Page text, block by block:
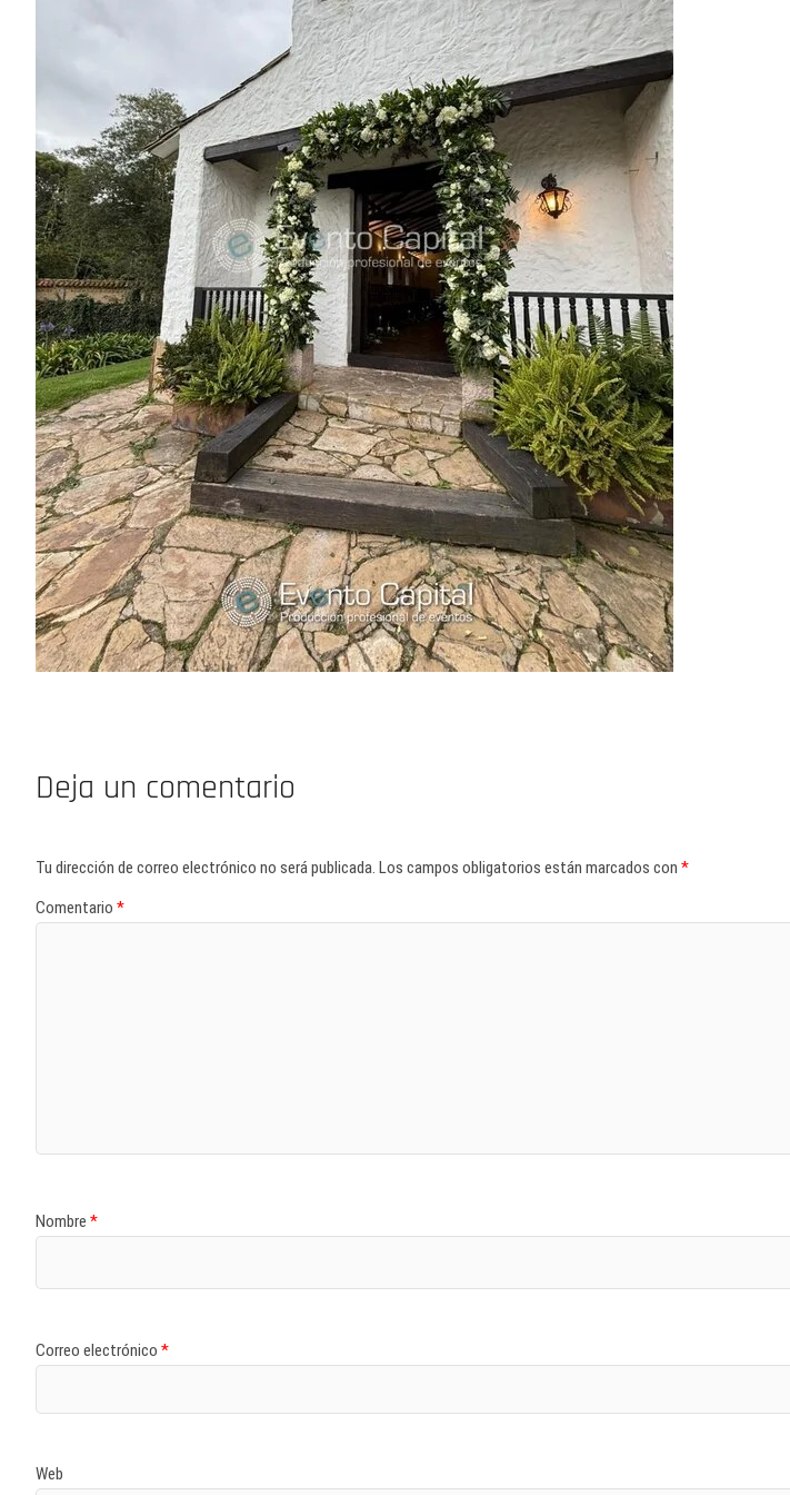
Deja un comentario
Tu dirección de correo electrónico no será publicada. Los campos obligatorios están marcados con *
Comentario *
Nombre *
Correo electrónico *
Web